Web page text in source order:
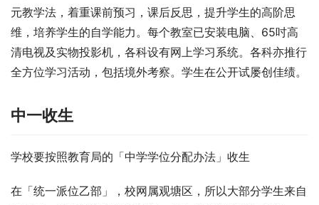
元教学法，着重课前预习，课后反思，提升学生的高阶思
维，培养学生的自学能力。每个教室已安装电脑、65吋高
清电视及实物投影机，各科设有网上学习系统。各科亦推行
全方位学习活动，包括境外考察。学生在公开试屡创佳绩。
中一收生
学校要按照教育局的「中学学位分配办法」收生
在「统一派位乙部」，校网属观塘区，所以大部分学生来自